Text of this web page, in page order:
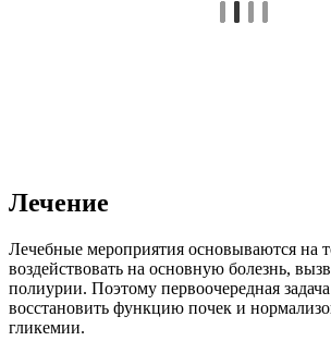
Лечение
Лечебные мероприятия основываются на
воздействовать на основную болезнь,
полиурии. Поэтому первоочередная
восстановить функцию почек и
гликемии.